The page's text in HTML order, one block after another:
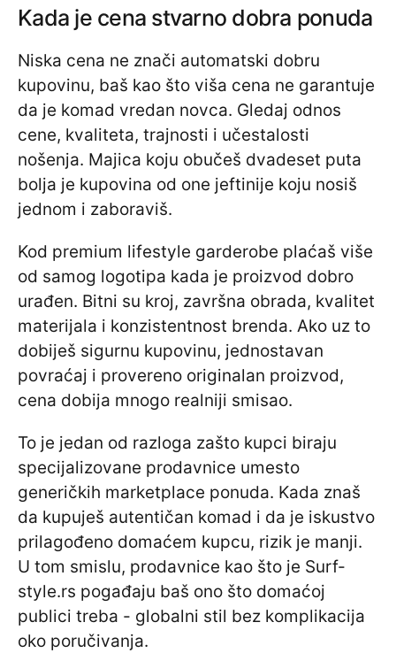
Kada je cena stvarno dobra ponuda
Niska cena ne znači automatski dobru
kupovinu, baš kao što viša cena ne garantuje
da je komad vredan novca. Gledaj odnos
cene, kvaliteta, trajnosti i učestalosti
nošenja. Majica koju obučeš dvadeset puta
bolja je kupovina od one jeftinije koju nosiš
jednom i zaboraviš.
Kod premium lifestyle garderobe plaćaš više
od samog logotipa kada je proizvod dobro
urađen. Bitni su kroj, završna obrada, kvalitet
materijala i konzistentnost brenda. Ako uz to
dobiješ sigurnu kupovinu, jednostavan
povraćaj i provereno originalan proizvod,
cena dobija mnogo realniji smisao.
To je jedan od razloga zašto kupci biraju
specijalizovane prodavnice umesto
generičkih marketplace ponuda. Kada znaš
da kupuješ autentičan komad i da je iskustvo
prilagođeno domaćem kupcu, rizik je manji.
U tom smislu, prodavnice kao što je Surf-
style.rs pogađaju baš ono što domaćoj
publici treba - globalni stil bez komplikacija
oko poručivanja.